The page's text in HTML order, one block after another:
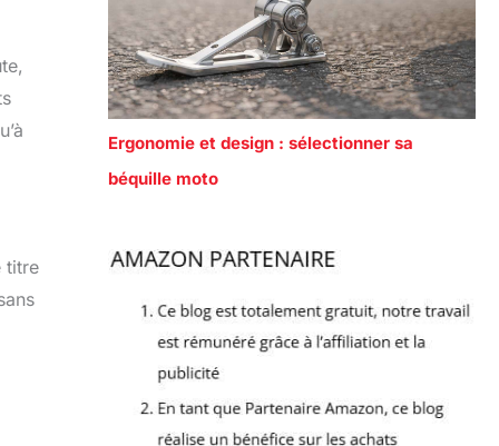
titre
Ergonomie et design : sélectionner sa
béquille moto